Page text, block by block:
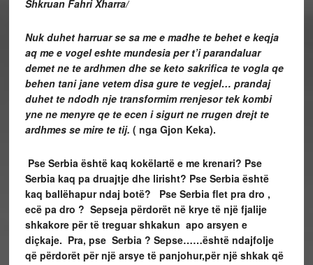
Shkruan Fahri Xharra/
Nuk duhet harruar se sa me e madhe te behet e keqja
aq me e vogel eshte mundesia per t’i parandaluar
demet ne te ardhmen dhe se keto sakrifica te vogla qe
behen tani jane vetem disa gure te vegjel… prandaj
duhet te ndodh nje transformim rrenjesor tek kombi
yne ne menyre qe te ecen i sigurt ne rrugen drejt te
ardhmes se mire te tij. ( nga Gjon Keka).
Pse Serbia është kaq kokëlartë e me krenari? Pse
Serbia kaq pa druajtje dhe lirisht? Pse Serbia është
kaq ballëhapur ndaj botë? Pse Serbia flet pra dro ,
ecë pa dro ? Sepseja përdorët në krye të një fjalije
shkakore për të treguar shkakun apo arsyen e
diçkaje. Pra, pse Serbia ? Sepse……është ndajfolje
që përdorët për një arsye të panjohur,për një shkak që